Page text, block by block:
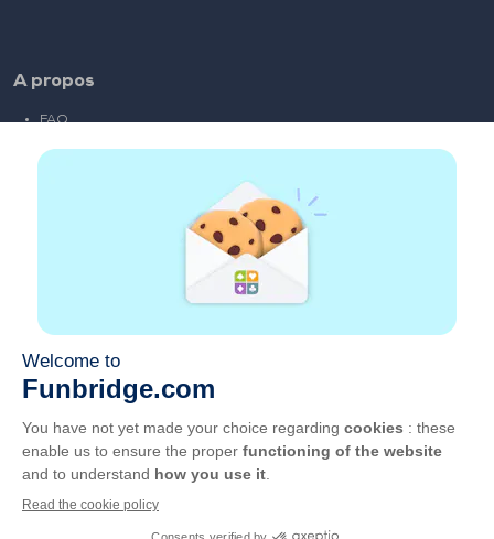
A propos
FAQ
Liens partenaires
CGU
Vie privée
Gérer les cookies